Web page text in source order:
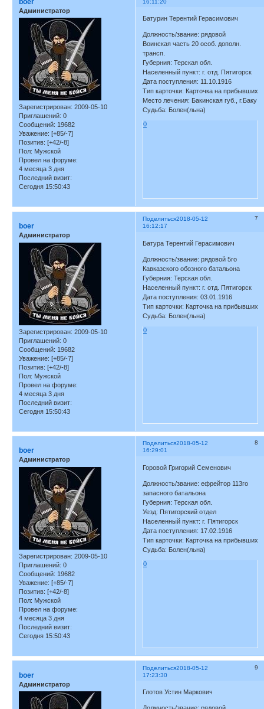
16:11:20
boer
Администратор
Зарегистрирован: 2009-05-10
Приглашений: 0
Сообщений: 19682
Уважение: [+85/-7]
Позитив: [+42/-8]
Пол: Мужской
Провел на форуме:
4 месяца 3 дня
Последний визит:
Сегодня 15:50:43
Батурин Терентий Герасимович
Должность/звание: рядовой
Воинская часть 20 особ. дополн.
трансп.
Губерния: Терская обл.
Населенный пункт: г. отд. Пятигорск
Дата поступления: 11.10.1916
Тип карточки: Карточка на прибывших
Место лечения: Бакинская губ., г.Баку
Судьба: Болен(льна)
0
Поделиться 7
2018-05-12
16:12:17
boer
Администратор
Зарегистрирован: 2009-05-10
Приглашений: 0
Сообщений: 19682
Уважение: [+85/-7]
Позитив: [+42/-8]
Пол: Мужской
Провел на форуме:
4 месяца 3 дня
Последний визит:
Сегодня 15:50:43
Батура Терентий Герасимович
Должность/звание: рядовой 5го
Кавказского обозного батальона
Губерния: Терская обл.
Населенный пункт: г. отд. Пятигорск
Дата поступления: 03.01.1916
Тип карточки: Карточка на прибывших
Судьба: Болен(льна)
0
Поделиться 8
2018-05-12
16:29:01
boer
Администратор
Зарегистрирован: 2009-05-10
Приглашений: 0
Сообщений: 19682
Уважение: [+85/-7]
Позитив: [+42/-8]
Пол: Мужской
Провел на форуме:
4 месяца 3 дня
Последний визит:
Сегодня 15:50:43
Горовой Григорий Семенович
Должность/звание: ефрейтор 113го
запасного батальона
Губерния: Терская обл.
Уезд: Пятигорский отдел
Населенный пункт: г. Пятигорск
Дата поступления: 17.02.1916
Тип карточки: Карточка на прибывших
Судьба: Болен(льна)
0
Поделиться 9
2018-05-12
17:23:30
boer
Администратор
Глотов Устин Маркович